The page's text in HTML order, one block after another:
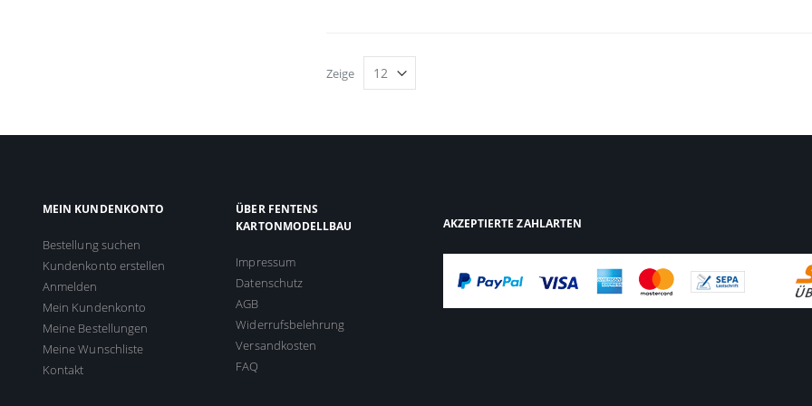
Zeige
MEIN KUNDENKONTO
Bestellung suchen
Kundenkonto erstellen
Anmelden
Mein Kundenkonto
Meine Bestellungen
Meine Wunschliste
Kontakt
ÜBER FENTENS
KARTONMODELLBAU
Impressum
Datenschutz
AGB
Widerrufsbelehrung
Versandkosten
FAQ
AKZEPTIERTE ZAHLARTEN